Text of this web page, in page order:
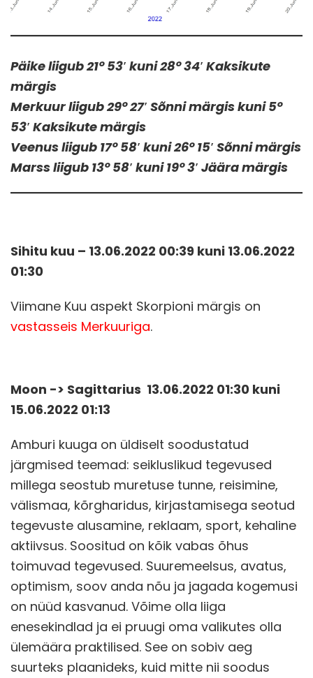
Päike liigub 21° 53′ kuni 28° 34′ Kaksikute
märgis
Merkuur liigub 29° 27′ Sõnni märgis kuni 5°
53′ Kaksikute märgis
Veenus liigub 17° 58′ kuni 26° 15′ Sõnni märgis
Marss liigub 13° 58′ kuni 19° 3′ Jäära märgis
Sihitu kuu – 13.06.2022 00:39 kuni 13.06.2022
01:30
Viimane Kuu aspekt Skorpioni märgis on
vastasseis Merkuuriga.
Moon -> Sagittarius 13.06.2022 01:30 kuni
15.06.2022 01:13
Amburi kuuga on üldiselt soodustatud
järgmised teemad: seikluslikud tegevused
millega seostub muretuse tunne, reisimine,
välismaa, kõrgharidus, kirjastamisega seotud
tegevuste alusamine, reklaam, sport, kehaline
aktiivsus. Soositud on kõik vabas õhus
toimuvad tegevused. Suuremeelsus, avatus,
optimism, soov anda nõu ja jagada kogemusi
on nüüd kasvanud. Võime olla liiga
enesekindlad ja ei pruugi oma valikutes olla
ülemäära praktilised. See on sobiv aeg
suurteks plaanideks, kuid mitte nii soodus